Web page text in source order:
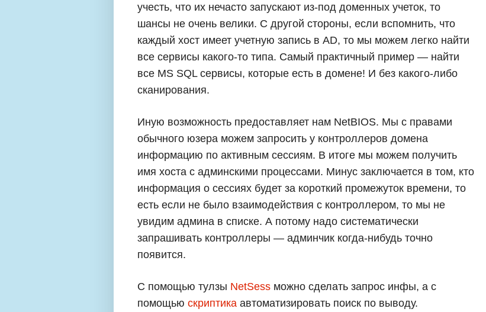
учесть, что их нечасто запускают из-под доменных учеток, то
шансы не очень велики. С другой стороны, если вспомнить, что
каждый хост имеет учетную запись в AD, то мы можем легко найти
все сервисы какого-то типа. Самый практичный пример — найти
все MS SQL сервисы, которые есть в домене! И без какого-либо
сканирования.
Иную возможность предоставляет нам NetBIOS. Мы с правами
обычного юзера можем запросить у контроллеров домена
информацию по активным сессиям. В итоге мы можем получить
имя хоста с админскими процессами. Минус заключается в том, кто
информация о сессиях будет за короткий промежуток времени, то
есть если не было взаимодействия с контроллером, то мы не
увидим админа в списке. А потому надо систематически
запрашивать контроллеры — админчик когда-нибудь точно
появится.
С помощью тулзы NetSess можно сделать запрос инфы, а с
помощью скриптика автоматизировать поиск по выводу.